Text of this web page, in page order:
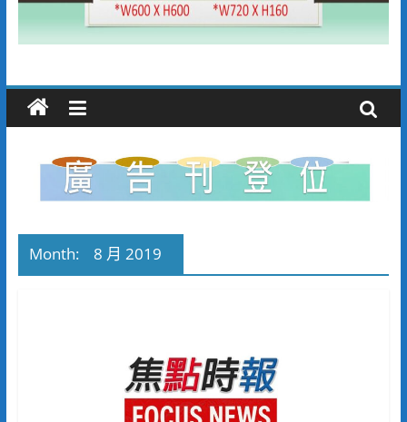
Month: 8 月 2019